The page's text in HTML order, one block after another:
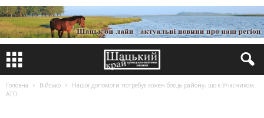
Головна Військо
Нашої допомоги потребує кожен боєць району, що є Учасником
АТО